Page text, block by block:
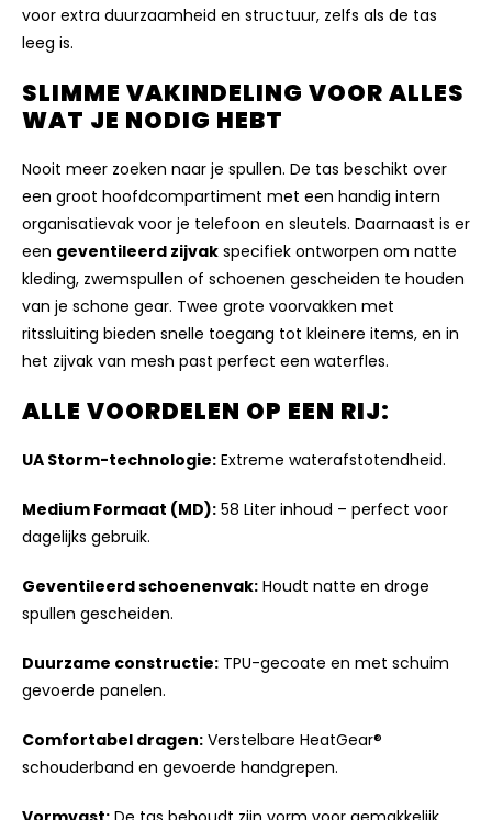
voor extra duurzaamheid en structuur, zelfs als de tas
leeg is.
SLIMME VAKINDELING VOOR ALLES
WAT JE NODIG HEBT
Nooit meer zoeken naar je spullen. De tas beschikt over
een groot hoofdcompartiment met een handig intern
organisatievak voor je telefoon en sleutels. Daarnaast is er
een geventileerd zijvak specifiek ontworpen om natte
kleding, zwemspullen of schoenen gescheiden te houden
van je schone gear. Twee grote voorvakken met
ritssluiting bieden snelle toegang tot kleinere items, en in
het zijvak van mesh past perfect een waterfles.
ALLE VOORDELEN OP EEN RIJ:
UA Storm-technologie: Extreme waterafstotendheid.
Medium Formaat (MD): 58 Liter inhoud – perfect voor
dagelijks gebruik.
Geventileerd schoenenvak: Houdt natte en droge
spullen gescheiden.
Duurzame constructie: TPU-gecoate en met schuim
gevoerde panelen.
Comfortabel dragen: Verstelbare HeatGear®
schouderband en gevoerde handgrepen.